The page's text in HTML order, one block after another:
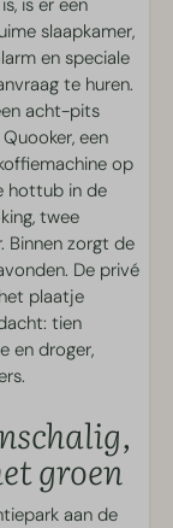
is er een
slaapkamer,
en speciale
te huren.
acht-pits
een
op
hottub in de
twee
Binnen zorgt de
De privé
plaatje
tien
en droger,
groen
aan de